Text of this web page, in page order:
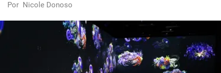
Por Nicole Donoso